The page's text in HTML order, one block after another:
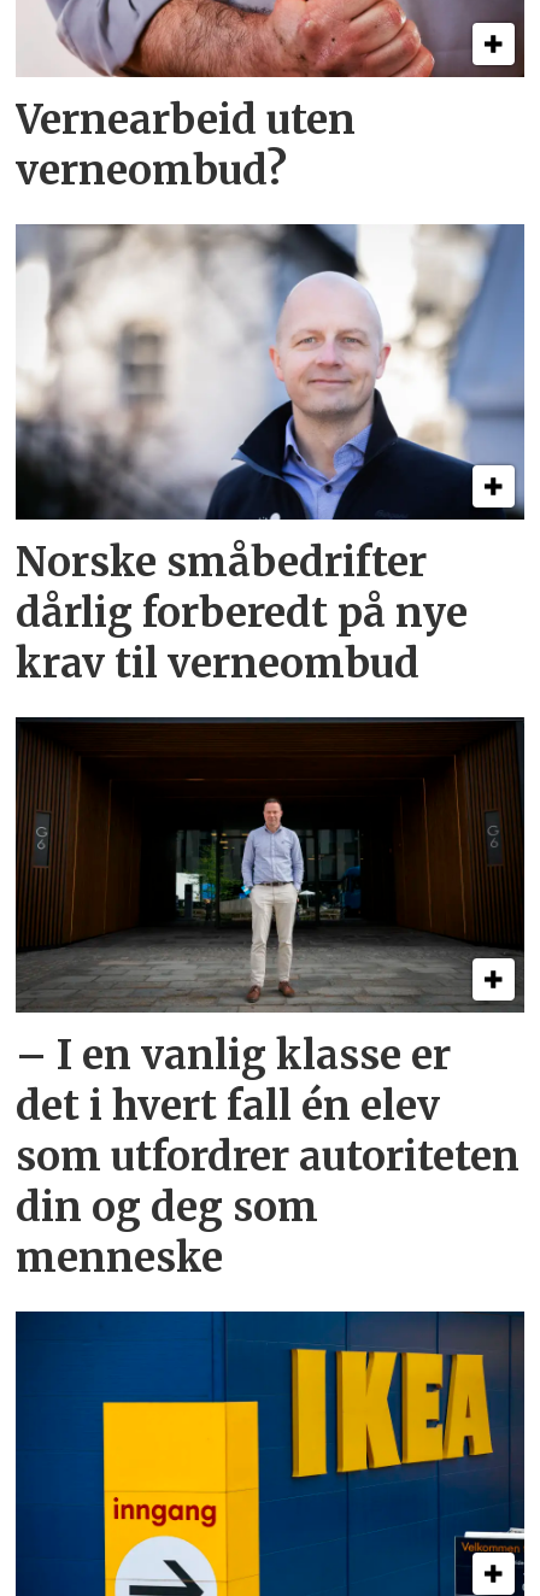
Vernearbeid uten
verneombud?
Norske småbedrifter
dårlig forberedt på nye
krav til verneombud
– I en vanlig klasse er
det i hvert fall én elev
som utfordrer autoriteten
din og deg som
menneske